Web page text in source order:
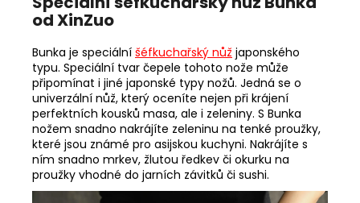
Speciální šéfkuchařský nůž Bunka
Bunka je speciálníšéfkuchařský nůžjaponského
typu. Speciální tvar čepele tohoto nože může
připomínat i jiné japonské typy nožů. Jedná se o
univerzální nůž, který oceníte nejen při krájení
perfektních kousků masa, ale i zeleniny. S Bunka
nožem snadno nakrájíte zeleninu na tenké proužky,
které jsou známé pro asijskou kuchyni. Nakrájíte s
ním snadno mrkev, žlutou ředkev či okurku na
proužky vhodné do jarních závitků či sushi.